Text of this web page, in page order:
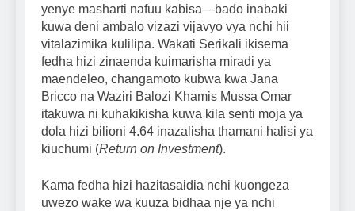
yenye masharti nafuu kabisa—bado inabaki
kuwa deni ambalo vizazi vijavyo vya nchi hii
vitalazimika kulilipa. Wakati Serikali ikisema
fedha hizi zinaenda kuimarisha miradi ya
maendeleo, changamoto kubwa kwa Jana
Bricco na Waziri Balozi Khamis Mussa Omar
itakuwa ni kuhakikisha kuwa kila senti moja ya
dola hizi bilioni 4.64 inazalisha thamani halisi ya
kiuchumi (Return on Investment).
Kama fedha hizi hazitasaidia nchi kuongeza
uwezo wake wa kuuza bidhaa nje ya nchi